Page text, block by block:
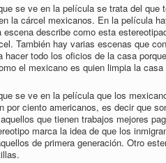
se ve en la película se trata del que
la cárcel mexicanos. En la película
describe como esta
También hay varias escenas que
hacer todo los oficios de la casa
el mexicano es quien limpia la
se ve en la película que los
por ciento americanos, es decir que
que tienen trabajos mejores
marca la idea de que los
de primera generación. Otro